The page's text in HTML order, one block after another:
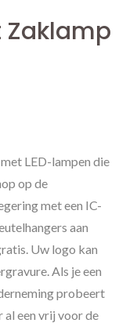
Zaklamp
LED-lampen die
op de
met een IC-
aan
Uw logo kan
Als je een
probeert
al een vrij voor de